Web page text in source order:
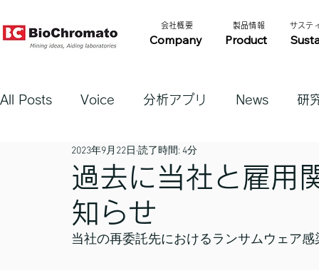
Company Product
​製品情報​​
​会社概要​​ サステ
All Posts Voice 分析アプリ News 研
過去に当社と雇用
知らせ
2023年9月22日 読了時間: 4分
当社の再委託先におけるランサムウェア